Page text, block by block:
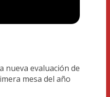
nueva evaluación de
mesa del año